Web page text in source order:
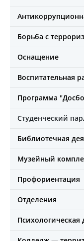
Борьба с
Оснащение
Воспитательная
Программа
Студенческий
Библиотечная
Музейный
Профориентация
Отделения
Психологическая